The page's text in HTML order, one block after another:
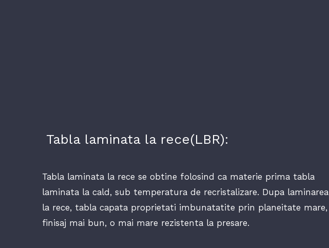
Tabla laminata la rece(LBR):
Tabla laminata la rece se obtine folosind ca materie prima tabla
laminata la cald, sub temperatura de recristalizare. Dupa laminarea
la rece, tabla capata proprietati imbunatatite prin planeitate mare,
finisaj mai bun, o mai mare rezistenta la presare.